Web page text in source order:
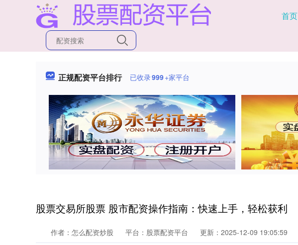
首页
正规配资平台排行 已收录999+家平台
股票交易所股票 股市配资操作指南：快速上手，轻松获利
作者：怎么配资炒股 平台：股票配资平台 更新：2025-12-09 19:05:59